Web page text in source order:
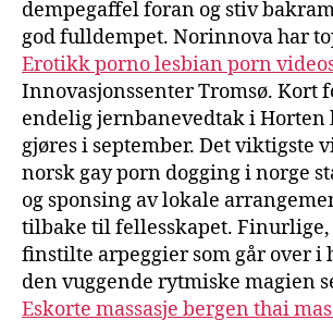
dempegaffel foran og stiv
god fulldempet. Norinnova har
Erotikk porno lesbian porn
Innovasjonssenter Tromsø. Kort
endelig jernbanevedtak i Horten
gjøres i september. Det viktigste
norsk gay porn dogging i norge
og sponsing av lokale
tilbake til fellesskapet. Finurlige,
finstilte arpeggier som går over i
den vuggende rytmiske magien
Eskorte massasje bergen thai